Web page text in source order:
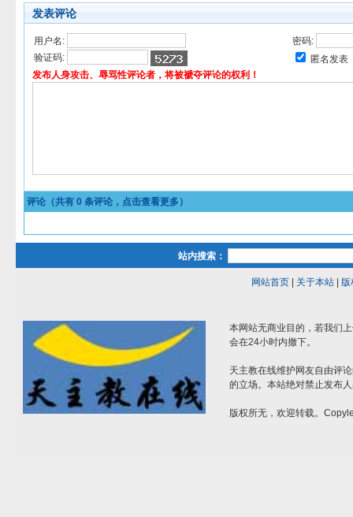
发表评论
用户名:
密码:
验证码:
匿名发表
发布人身攻击、辱骂性评论者，将被褫夺评论的权利！
评论（共有 0 条评论，点击查看更多）
站内搜索：
网站首页| 关于本站| 版
本网站无商业目的，若我们
会在24小时内撤下。
天主教在线维护网友自由评
的立场。本站绝对禁止发布
版权所无，欢迎转载。